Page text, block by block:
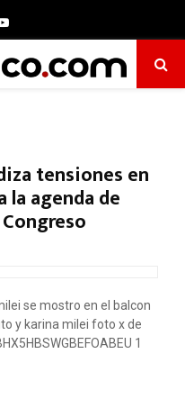
Youtube
tensiones en
la agenda de